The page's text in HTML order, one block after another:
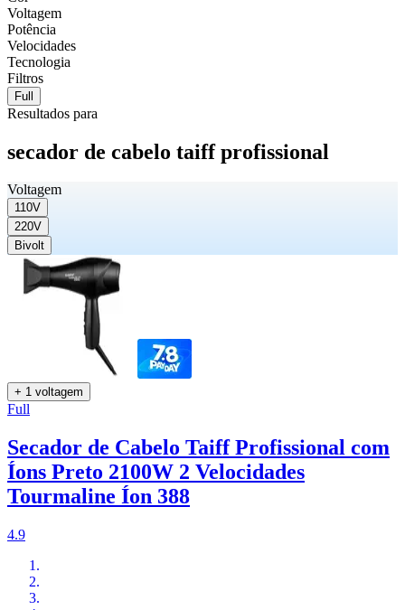
Voltagem
Potência
Velocidades
Tecnologia
Filtros
Full
Resultados para
secador de cabelo taiff profissional
Voltagem
110V
220V
Bivolt
+ 1 voltagem
Full
Secador de Cabelo Taiff Profissional com
Íons Preto 2100W 2 Velocidades
Tourmaline Íon 388
4.9